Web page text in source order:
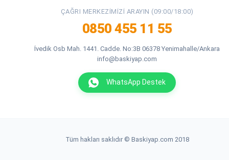
ÇAĞRI MERKEZIMIZI ARAYIN (09:00/18:00)
0850 455 11 55
İvedik Osb Mah. 1441. Cadde. No:3B 06378 Yenimahalle/Ankara
info@baskiyap.com
WhatsApp Destek
Tüm hakları saklıdır © Baskiyap.com 2018